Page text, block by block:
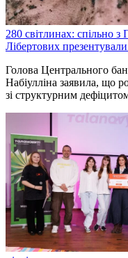
280 світлинах: спільно
Лібертових
Голова Центрального
Набіулліна заявила, що
зі структурним